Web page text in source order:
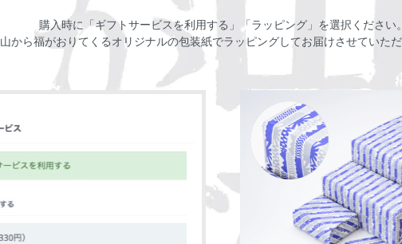
購入時に「ギフトサービスを利用する」「ラッピング」を選択ください
山から福がおりてくるオリジナルの包装紙でラッピングしてお届けさせていた